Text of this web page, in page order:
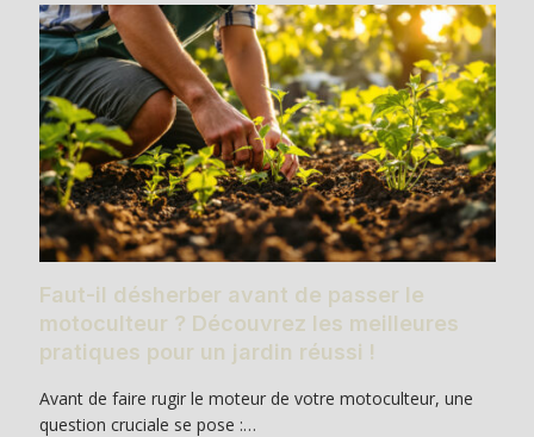
Faut-il désherber avant de passer le
motoculteur ? Découvrez les meilleures
pratiques pour un jardin réussi !
Avant de faire rugir le moteur de votre motoculteur, une
question cruciale se pose :…